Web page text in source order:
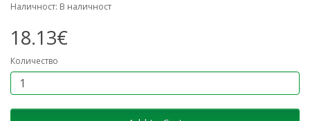
Наличност: В наличност
18.13€
Количество